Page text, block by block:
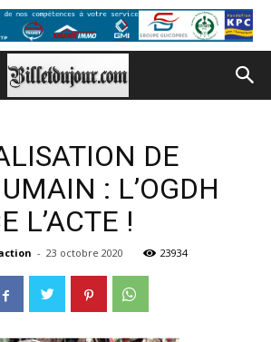
DE
: L’OGDH
L’ACTE !
- 23 octobre 2020 23934